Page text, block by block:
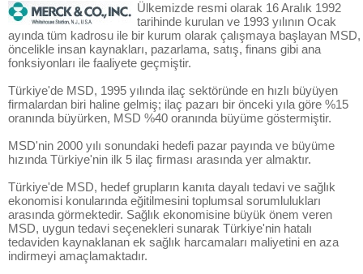
Ülkemizde resmi olarak 16 Aralık 1992
tarihinde kurulan ve 1993 yılının Ocak
ayında tüm kadrosu ile bir kurum olarak çalışmaya başlayan MSD,
öncelikle insan kaynakları, pazarlama, satış, finans gibi ana
fonksiyonları ile faaliyete geçmiştir.
Türkiye'de MSD, 1995 yılında ilaç sektöründe en hızlı büyüyen
firmalardan biri haline gelmiş; ilaç pazarı bir önceki yıla göre %15
oranında büyürken, MSD %40 oranında büyüme göstermiştir.
MSD'nin 2000 yılı sonundaki hedefi pazar payında ve büyüme
hızında Türkiye'nin ilk 5 ilaç firması arasında yer almaktır.
Türkiye'de MSD, hedef grupların kanıta dayalı tedavi ve sağlık
ekonomisi konularında eğitilmesini toplumsal sorumlulukları
arasında görmektedir. Sağlık ekonomisine büyük önem veren
MSD, uygun tedavi seçenekleri sunarak Türkiye'nin hatalı
tedaviden kaynaklanan ek sağlık harcamaları maliyetini en aza
indirmeyi amaçlamaktadır.